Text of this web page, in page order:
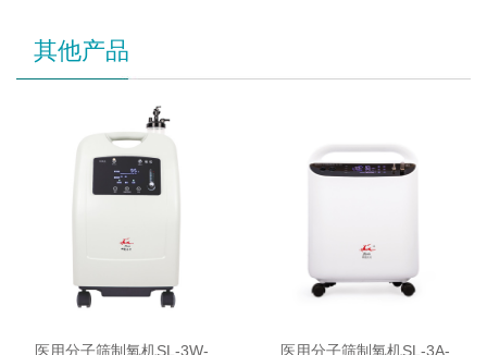
其他产品
医用分子筛制氧机SL-3W-
医用分子筛制氧机SL-3A-